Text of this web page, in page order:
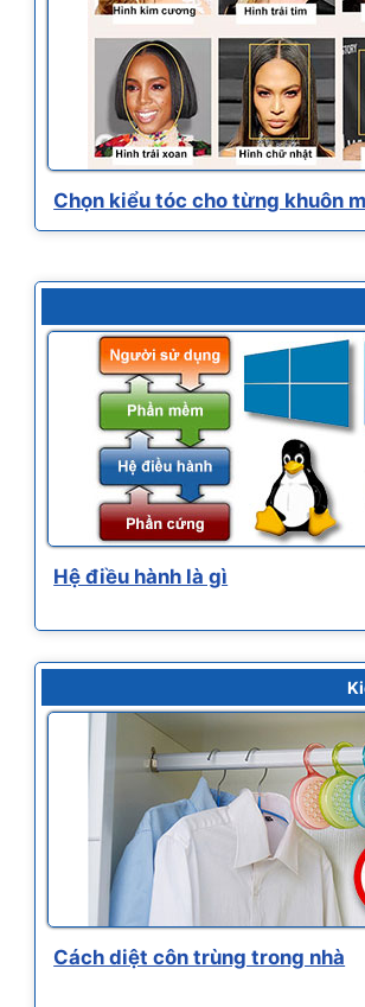
Chọn kiểu tóc cho từng khuôn
Hệ điều hành là gì
Cách diệt côn trùng trong nhà